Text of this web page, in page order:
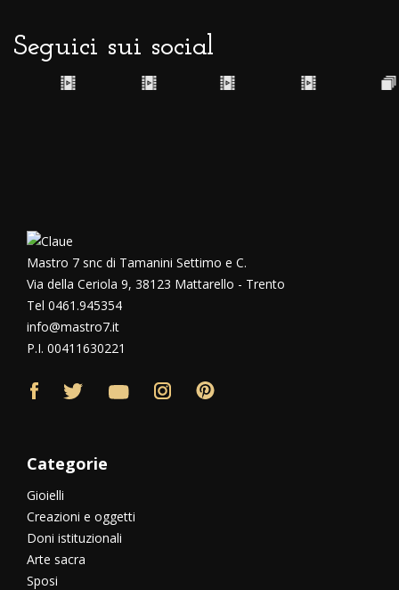
Seguici sui social
Mastro 7 snc di Tamanini Settimo e C.
Via della Ceriola 9, 38123 Mattarello - Trento
Tel 0461.945354
info@mastro7.it
P.I. 00411630221
Categorie
Gioielli
Creazioni e oggetti
Doni istituzionali
Arte sacra
Sposi